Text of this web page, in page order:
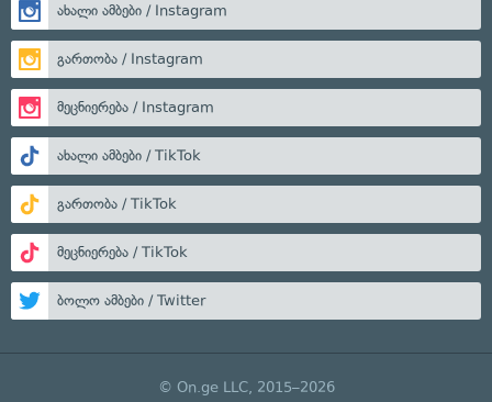
ახალი ამბები / Instagram
გართობა / Instagram
მეცნიერება / Instagram
ახალი ამბები / TikTok
გართობა / TikTok
მეცნიერება / TikTok
ბოლო ამბები / Twitter
© On.ge LLC, 2015–2026